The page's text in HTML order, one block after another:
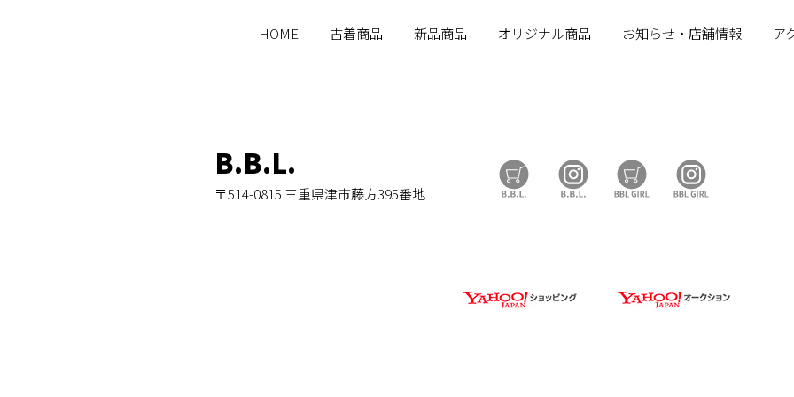
HOME 古着商品 新品商品 オリジナル商品 お知らせ・店舗情報 ア
B.B.L.
〒514-0815 三重県津市藤方395番地
B.B.L Store B.B.L BBL GIRL Store